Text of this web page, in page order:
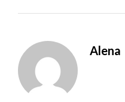
Alena